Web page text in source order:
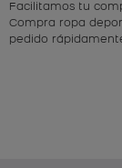
Facilitamos tu
Compra ropa
pedido